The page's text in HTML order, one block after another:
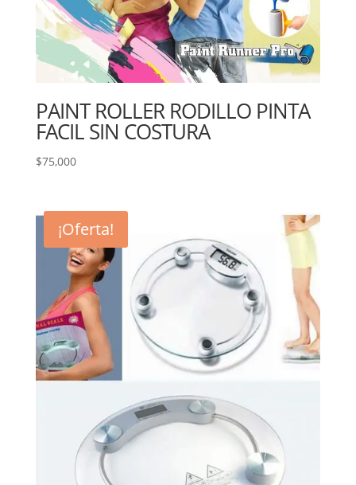
PAINT ROLLER RODILLO PINTA
FACIL SIN COSTURA
$75,000
¡Oferta!